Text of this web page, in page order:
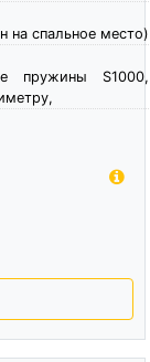
на спальное место)
пружины S1000,